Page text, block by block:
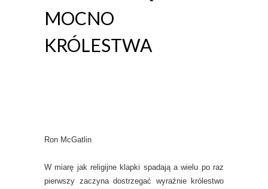
MOCNO
KRÓLESTWA
Ron McGatlin
W miarę jak religijne klapki spadają a wielu po raz
pierwszy zaczyna dostrzegać wyraźnie królestwo